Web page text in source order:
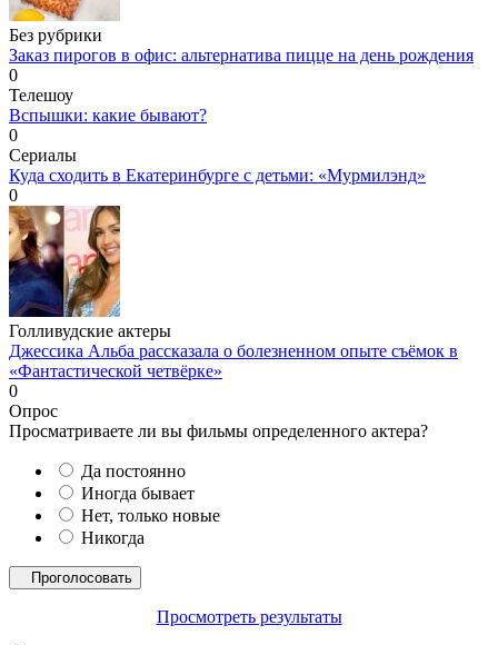
Без рубрики
Заказ пирогов в офис: альтернатива пицце на день рождения
0
Телешоу
Вспышки: какие бывают?
0
Сериалы
Куда сходить в Екатеринбурге с детьми: «Мурмилэнд»
0
Голливудские актеры
Джессика Альба рассказала о болезненном опыте съёмок в
«Фантастической четвёрке»
0
Опрос
Просматриваете ли вы фильмы определенного актера?
Да постоянно
Иногда бывает
Нет, только новые
Никогда
Просмотреть результаты